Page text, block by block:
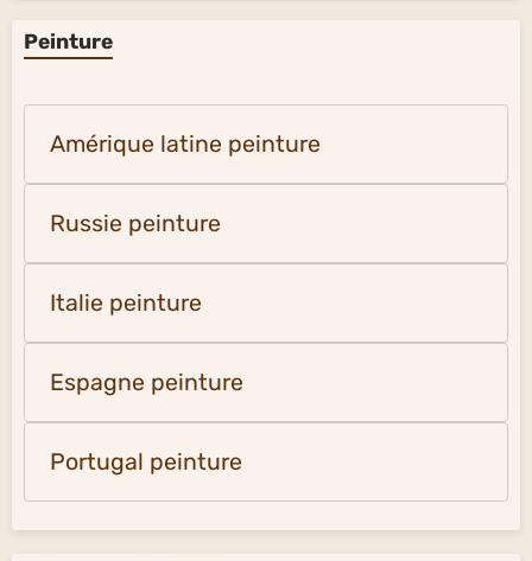
Peinture
Amérique latine peinture
Russie peinture
Italie peinture
Espagne peinture
Portugal peinture